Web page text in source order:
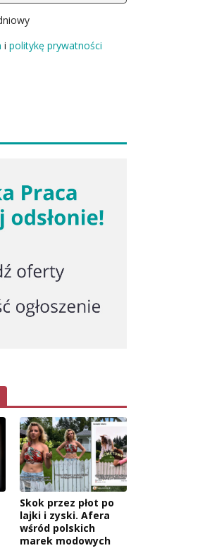
i politykę prywatności
Skok przez płot po
lajki i zyski. Afera
wśród polskich
marek modowych